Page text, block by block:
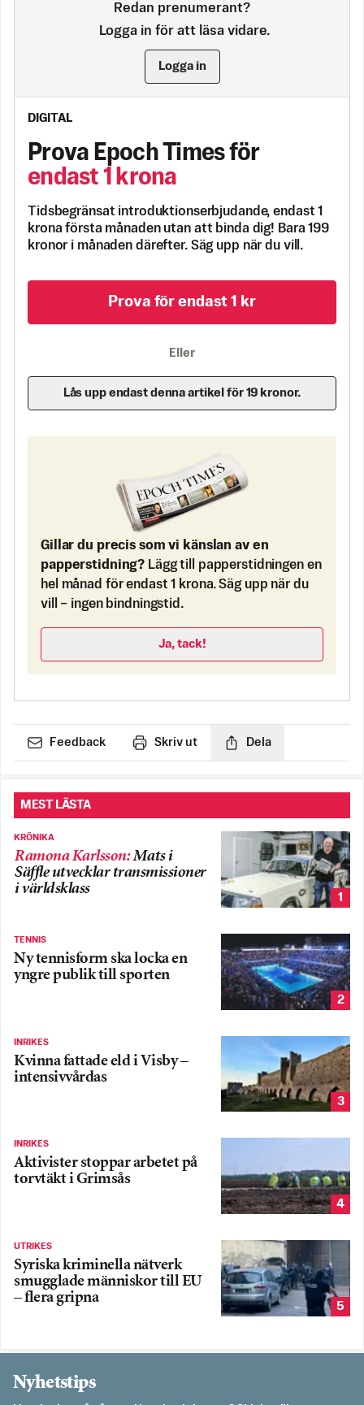
Redan prenumerant?
Logga in för att läsa vidare.
Logga in
DIGITAL
Prova Epoch Times för
endast 1 krona
Tidsbegränsat introduktionserbjudande, endast 1
krona första månaden utan att binda dig! Bara 199
kronor i månaden därefter. Säg upp när du vill.
Prova för endast 1 kr
Eller
Lås upp endast denna artikel för 19 kronor.
Gillar du precis som vi känslan av en
papperstidning? Lägg till papperstidningen en
hel månad för endast 1 krona. Säg upp när du
vill – ingen bindningstid.
Ja, tack!
Feedback Skriv ut Dela
MEST LÄSTA
KRÖNIKA
Ramona Karlsson:Mats i
Säffle utvecklar transmissioner
i världsklass
1
TENNIS
Ny tennisform ska locka en
yngre publik till sporten
2
INRIKES
Kvinna fattade eld i Visby –
intensivvårdas
3
INRIKES
Aktivister stoppar arbetet på
torvtäkt i Grimsås
4
UTRIKES
Syriska kriminella nätverk
smugglade människor till EU
– flera gripna
5
Nyhetstips